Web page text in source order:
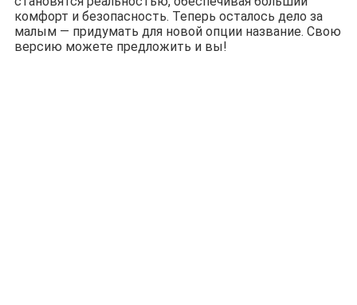
комфорт и безопасность. Теперь осталось дело за
малым — придумать для новой опции название. Свою
версию можете предложить и вы!